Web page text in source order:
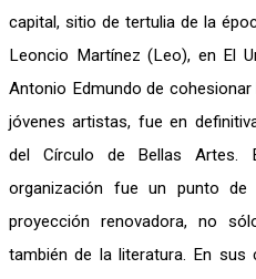
capital, sitio de tertulia de la
Leoncio Martínez (Leo), en El
Antonio Edmundo de
jóvenes artistas, fue en
del Círculo de Bellas Artes.
organización fue un punto de
proyección renovadora, no
también de la literatura. En sus